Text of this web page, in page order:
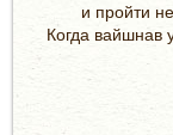
и пройти
Когда вайшнав